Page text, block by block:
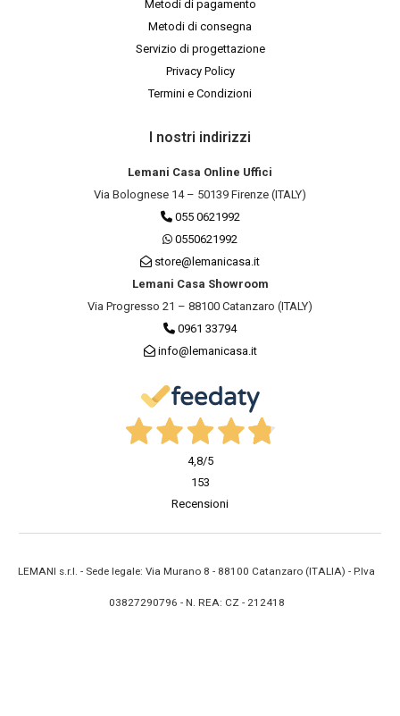
Metodi di pagamento
Metodi di consegna
Servizio di progettazione
Privacy Policy
Termini e Condizioni
I nostri indirizzi
Lemani Casa Online Uffici
Via Bolognese 14 – 50139 Firenze (ITALY)
055 0621992
0550621992
store@lemanicasa.it
Lemani Casa Showroom
Via Progresso 21 – 88100 Catanzaro (ITALY)
0961 33794
info@lemanicasa.it
4,8/5
153
Recensioni
LEMANI s.r.l. - Sede legale: Via Murano 8 - 88100 Catanzaro (ITALIA) - P.Iva
03827290796 - N. REA: CZ - 212418